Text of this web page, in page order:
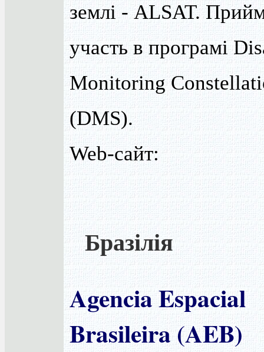
землі - ALSAT.
участь в програмі
Monitoring
(DMS).
Web-сайт:
Бразілія
Agencia Espacial
Brasileira (AEB)